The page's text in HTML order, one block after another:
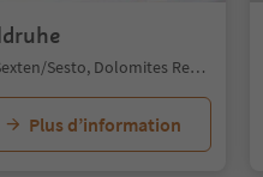
Sesto/Sexten, Sexten/Sesto, Dolomites Region 3 Zinnen
Plus d’information